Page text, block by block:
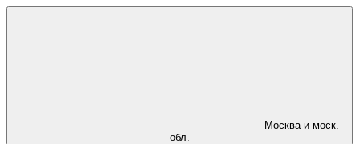
Москва и моск.
обл.